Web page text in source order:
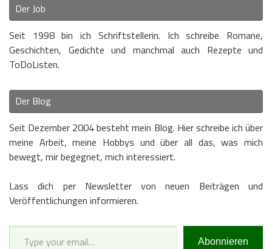
Der Job
Seit 1998 bin ich Schriftstellerin. Ich schreibe Romane,
Geschichten, Gedichte und manchmal auch Rezepte und
ToDoListen.
Der Blog
Seit Dezember 2004 besteht mein Blog. Hier schreibe ich über
meine Arbeit, meine Hobbys und über all das, was mich
bewegt, mir begegnet, mich interessiert.
Lass dich per Newsletter von neuen Beiträgen und
Veröffentlichungen informieren.
Type your email…
Abonnieren